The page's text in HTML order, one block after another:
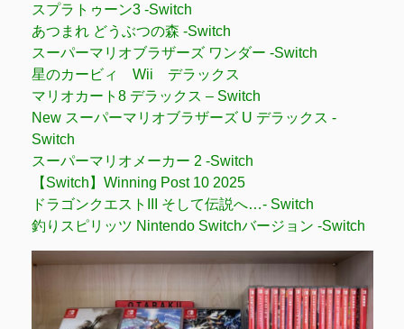
スプラトゥーン3 -Switch
あつまれ どうぶつの森 -Switch
スーパーマリオブラザーズ ワンダー -Switch
星のカービィ Wii デラックス
マリオカート8 デラックス – Switch
New スーパーマリオブラザーズ U デラックス -
Switch
スーパーマリオメーカー 2 -Switch
【Switch】Winning Post 10 2025
ドラゴンクエストIII そして伝説へ…- Switch
釣りスピリッツ Nintendo Switchバージョン -Switch